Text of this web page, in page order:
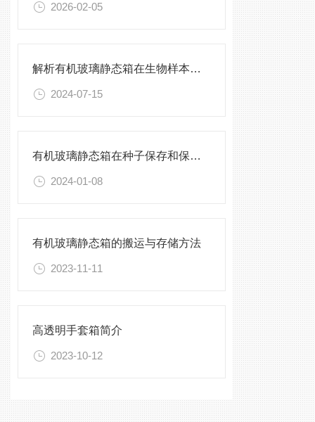
2026-02-05
解析有机玻璃静态箱在生物样本保存中的优势
2024-07-15
有机玻璃静态箱在种子保存和保护中的作用分析
2024-01-08
有机玻璃静态箱的搬运与存储方法
2023-11-11
高透明手套箱简介
2023-10-12